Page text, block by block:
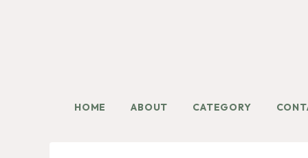
HOME ABOUT CATEGORY